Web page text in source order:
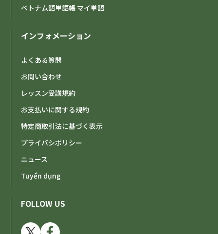
ベトナム語単語帳 マイ単語
インフォメーション
よくある質問
お問い合わせ
レッスン受講規約
お支払いに関する規約
特定商取引法に基づく表示
プライバシポリシー
ニュース
Tuyển dụng
FOLLOW US